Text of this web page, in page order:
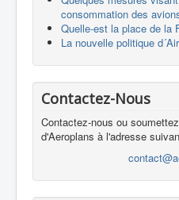
consommation des
Quelle-est la place de la
La nouvelle politique
Contactez-Nous
Contactez-nous ou
d'Aeroplans à l'adresse